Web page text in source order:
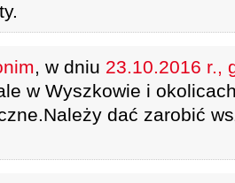
, w dniu 23.10.2016 r.,
w Wyszkowie i
dać zarobić